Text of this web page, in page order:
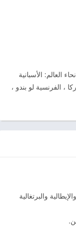
العالم: الأسبانية
، الفرنسية لو بندو ،
والبرتغالية